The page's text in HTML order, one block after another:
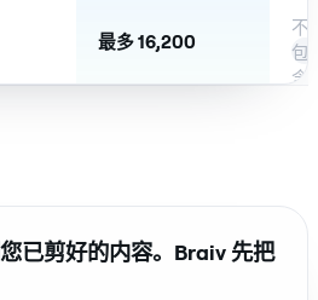
最多 16,200
不
包
含
已剪好的内容。Braiv 先把